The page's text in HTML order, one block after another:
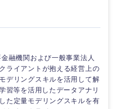
融機関および一般事業法人
ライアントが抱える経営上の
デリングスキルを活用して解
習等を活用したデータアナリ
た定量モデリングスキルを有